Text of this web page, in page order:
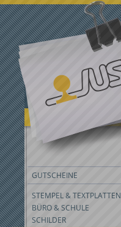
GUTSCHEINE
STEMPEL & TEXTPLATTEN
BÜRO & SCHULE
SCHILDER